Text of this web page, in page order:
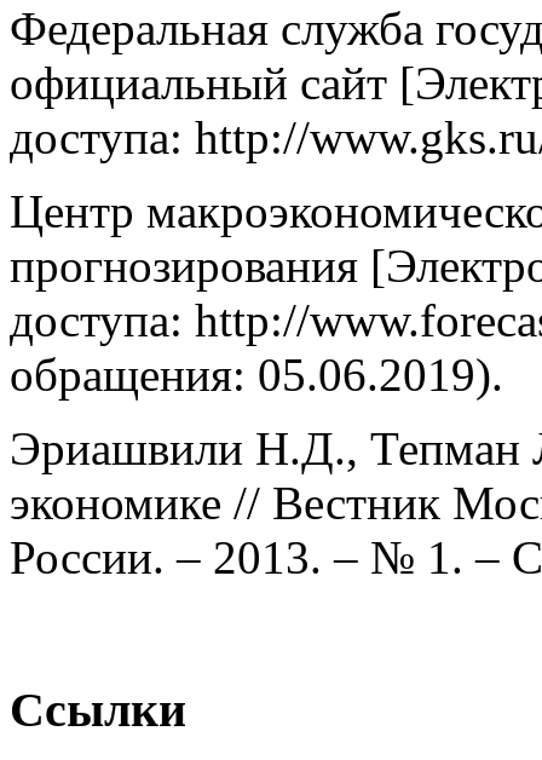
Федеральная служба
официальный сайт
доступа: http://
Центр
прогнозирования
доступа: http://
обращения: 05.06.2019).
Эриашвили Н.Д., Тепман
экономике // Вестник
России. – 2013. – № 1. –
Ссылки